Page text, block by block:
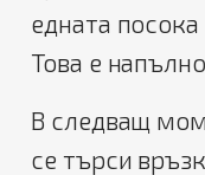
едната
Това е
В следващ
се търси